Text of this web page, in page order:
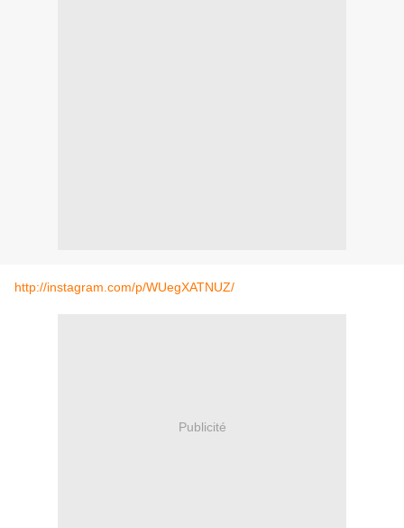
http://instagram.com/p/WUegXATNUZ/
Publicité